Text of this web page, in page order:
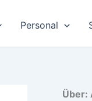
Personal
Über: